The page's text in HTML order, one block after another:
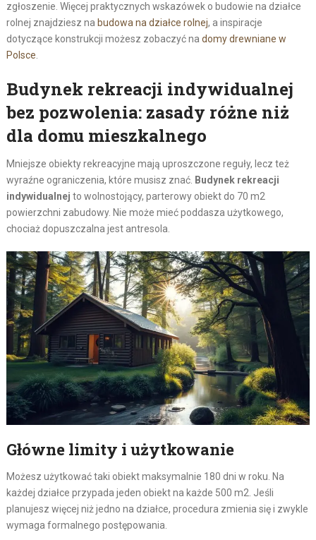
zgłoszenie. Więcej praktycznych wskazówek o budowie na działce
rolnej znajdziesz na budowa na działce rolnej, a inspiracje
dotyczące konstrukcji możesz zobaczyć na domy drewniane w
Polsce.
Budynek rekreacji indywidualnej
bez pozwolenia: zasady różne niż
dla domu mieszkalnego
Mniejsze obiekty rekreacyjne mają uproszczone reguły, lecz też
wyraźne ograniczenia, które musisz znać. Budynek rekreacji
indywidualnej to wolnostojący, parterowy obiekt do 70 m2
powierzchni zabudowy. Nie może mieć poddasza użytkowego,
chociaż dopuszczalna jest antresola.
Główne limity i użytkowanie
Możesz użytkować taki obiekt maksymalnie 180 dni w roku. Na
każdej działce przypada jeden obiekt na każde 500 m2. Jeśli
planujesz więcej niż jedno na działce, procedura zmienia się i zwykle
wymaga formalnego postępowania.